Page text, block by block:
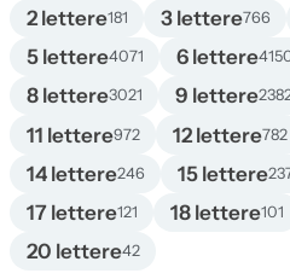
2 lettere181 3 lettere766
5 lettere4071 6 lettere
8 lettere3021 9 lettere
11 lettere972 12 lettere782
14 lettere246 15 lettere
17 lettere121 18 lettere101
20 lettere42